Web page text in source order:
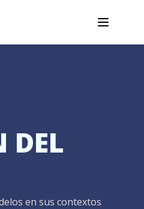
DEL
en sus contextos